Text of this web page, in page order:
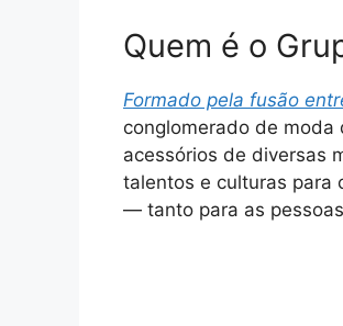
Quem é o
Formado pela fusão
conglomerado de moda
acessórios de diversas
talentos e culturas para
— tanto para as